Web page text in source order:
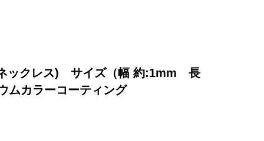
ックレス) サイズ（幅 約:1mm 長
カラーコーティング